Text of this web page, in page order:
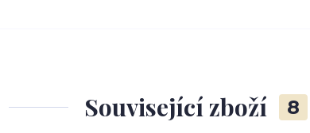
Související zboží 8